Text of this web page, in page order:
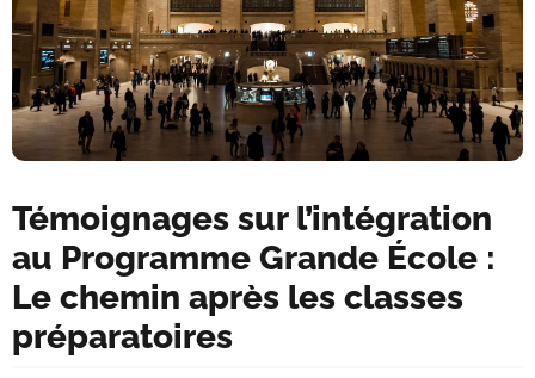
Témoignages sur l’intégration
au Programme Grande École :
Le chemin après les classes
préparatoires